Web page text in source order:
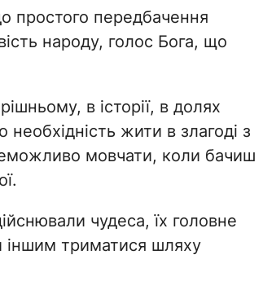
простого передбачення
народу, голос Бога, що
в історії, в долях
жити в злагоді з
мовчати, коли бачиш
чудеса, їх головне
іншим триматися шляху